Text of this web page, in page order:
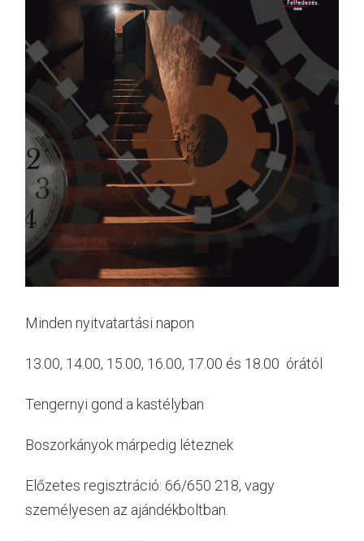
Minden nyitvatartási napon
13.00, 14.00, 15.00, 16.00, 17.00 és 18.00 órától
Tengernyi gond a kastélyban
Boszorkányok márpedig léteznek
Előzetes regisztráció: 66/650 218, vagy
személyesen az ajándékboltban.